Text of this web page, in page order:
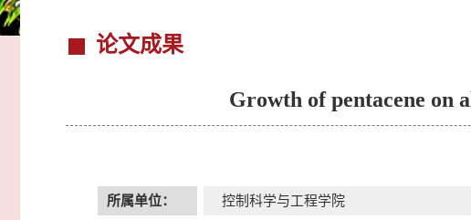
论文成果
Growth of pentacene on
所属单位： 控制科学与工程学院